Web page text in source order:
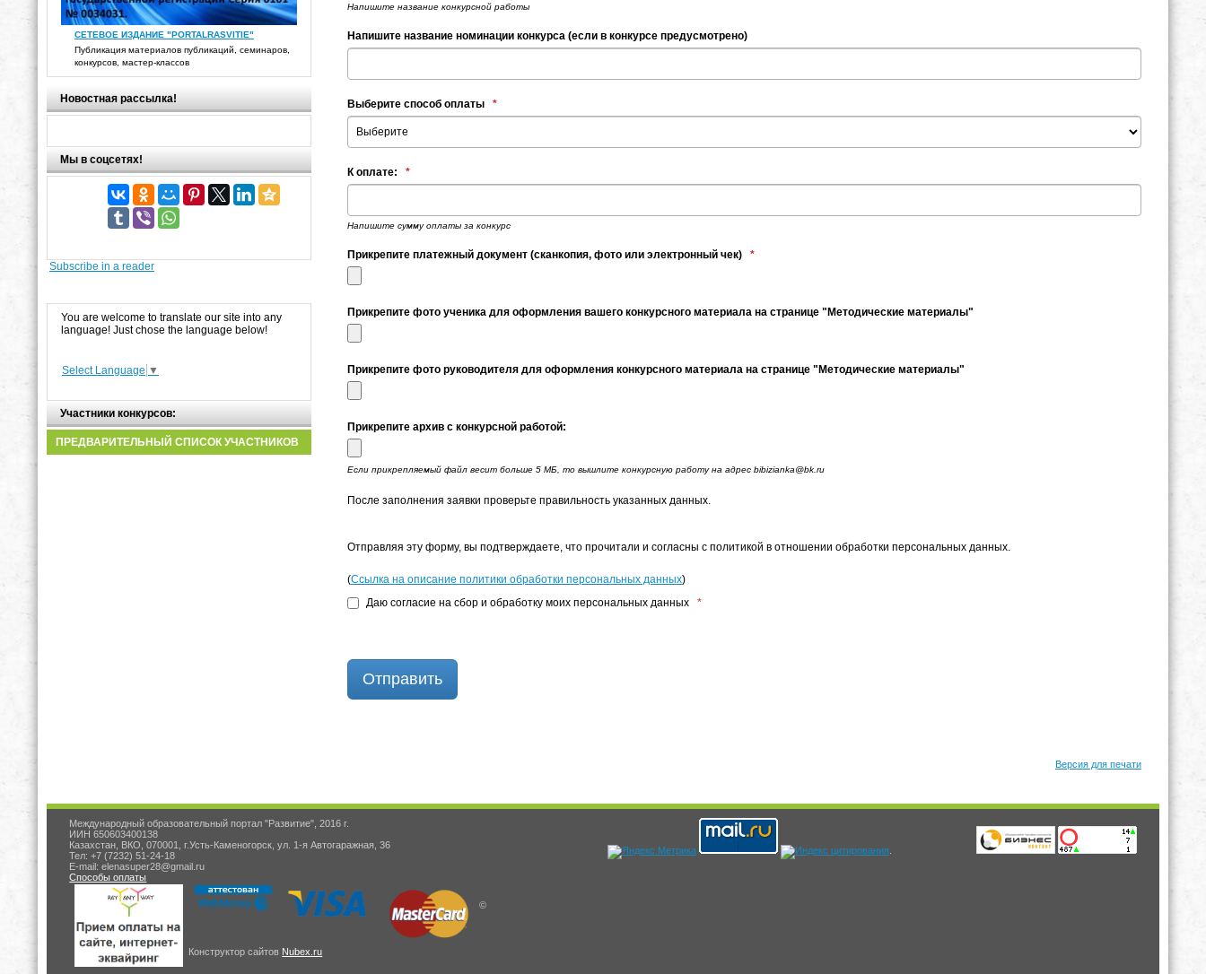
СЕТЕВОЕ ИЗДАНИЕ "PORTALRASVITIE"
Публикация материалов публикаций, семинаров,
конкурсов, мастер-классов
Новостная рассылка!
Мы в соцсетях!
Subscribe in a reader
You are welcome to translate our site into any
language! Just chose the language below!
Select Language ▼
Участники конкурсов:
ПРЕДВАРИТЕЛЬНЫЙ СПИСОК УЧАСТНИКОВ
Напишите название конкурсной работы
Напишите название номинации конкурса (если в конкурсе предусмотрено)
Выберите способ оплаты *
К оплате: *
Напишите сумму оплаты за конкурс
Прикрепите платежный документ (сканкопия, фото или электронный чек) *
Прикрепите фото ученика для оформления вашего конкурсного материала на странице "Методические материалы"
Прикрепите фото руководителя для оформления конкурсного материала на странице "Методические материалы"
Прикрепите архив с конкурсной работой:
Если прикрепляемый файл весит больше 5 МБ, то вышлите конкурсную работу на адрес bibizianka@bk.ru
После заполнения заявки проверьте правильность указанных данных.
Отправляя эту форму, вы подтверждаете, что прочитали и согласны с политикой в отношении обработки персональных данных.
(Ссылка на описание политики обработки персональных данных)
Даю согласие на сбор и обработку моих персональных данных
*
Отправить
Версия для печати
Международный образовательный портал "Развитие", 2016 г.
ИИН 650603400138
Казахстан, ВКО, 070001, г.Усть-Каменогорск, ул. 1-я Автогаражная, 36
Тел: +7 (7232) 51-24-18
E-mail: elenasuper28@gmail.ru
Способы оплаты
©
Конструктор сайтов Nubex.ru